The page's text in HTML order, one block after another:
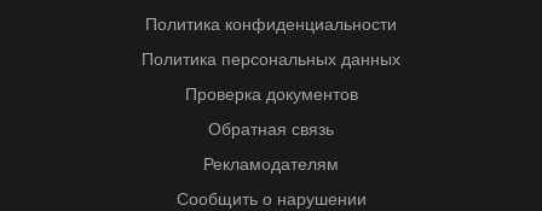
Политика конфиденциальности
Политика персональных данных
Проверка документов
Обратная связь
Рекламодателям
Сообщить о нарушении